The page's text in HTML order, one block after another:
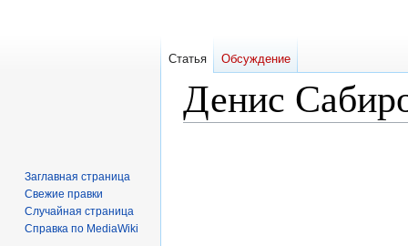
Денис
Статья Обсуждение
Заглавная страница
Свежие правки
Случайная страница
Справка по MediaWiki